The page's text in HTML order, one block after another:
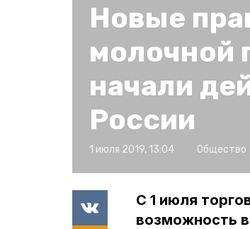
Новые
молочной
начали
России
1 июля 2019, 13:04 Общество
С 1 июля
возможность